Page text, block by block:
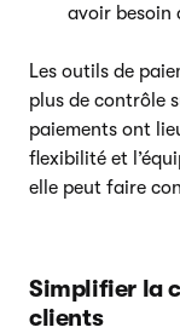
avoir besoin
Les outils de
plus de contrôle
paiements ont
flexibilité et
elle peut faire
Simplifier la
clients